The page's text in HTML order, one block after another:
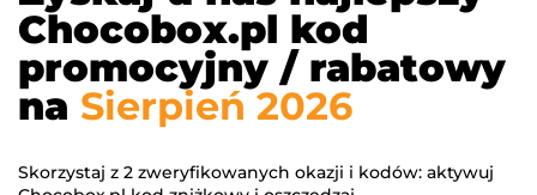
Chocobox.pl kod
promocyjny / rabatowy
na Sierpień 2026
Skorzystaj z 2 zweryfikowanych okazji i kodów: aktywuj